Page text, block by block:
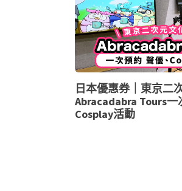
日本優惠券｜東京二
Abracadabra Tours一
Cosplay活動